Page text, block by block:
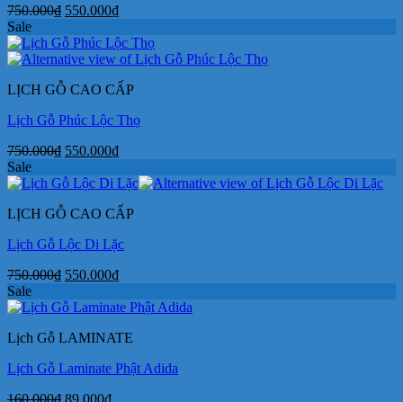
750.000₫ Giá
là:
750.000₫.
550.000₫Giá
tại
là:
Sale
LỊCH GỖ CAO CẤP
Lịch Gỗ Phúc Lộc Thọ
750.000₫ Giá
là:
550.000₫Giá
tại
550.000₫.
Sale
LỊCH GỖ CAO CẤP
Lịch Gỗ Lộc Di Lặc
750.000₫ Giá
là:
550.000₫Giá
tại
550.000₫.
Sale
Lịch Gỗ LAMINATE
Lịch Gỗ Laminate Phật Adida
160.000₫ Giá
89.000₫Giá